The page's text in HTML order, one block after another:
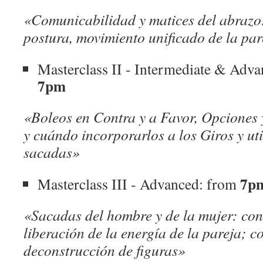
«Comunicabilidad y matices del
postura, movimiento unificado de la
Masterclass II - Intermediate &
7pm
«Boleos en Contra y a Favor,
y cuándo incorporarlos a los Giros y
sacadas»
Masterclass III - Advanced: from
«Sacadas del hombre y de la mujer:
liberación de la energía de la pareja;
deconstrucción de figuras»